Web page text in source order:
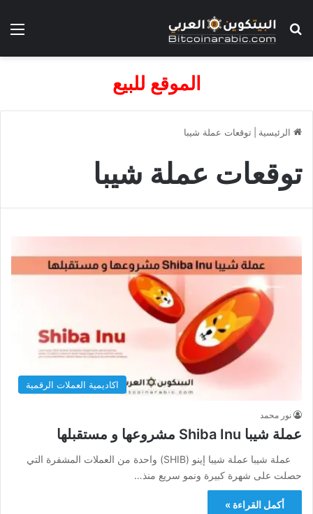
بحث عن
الموقع للبيع
الرئيسية توقعات عملة شيبا
توقعات عملة شيبا
اكاديمية العملات الرقمية
نور محمد
عملة شيبا Shiba Inu مشروعها و مستقبلها
عملة شيبا عملة شيبا إينو (SHIB) واحدة من العملات المشفرة التي
حصلت على شهرة كبيرة ونمو سريع منذ…
أكمل القراءة »